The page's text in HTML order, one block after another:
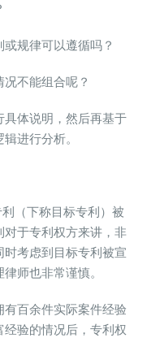
规律可以遵循吗？
不能组合呢？
体说明，然后再基于
进行分析。
（下称目标专利）被
于专利权方来讲，非
考虑到目标专利被宣
师也非常谨慎。
百余件实际案件经验
验的情况后，专利权